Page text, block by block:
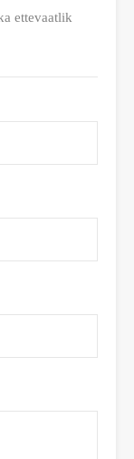
ettevaatlik